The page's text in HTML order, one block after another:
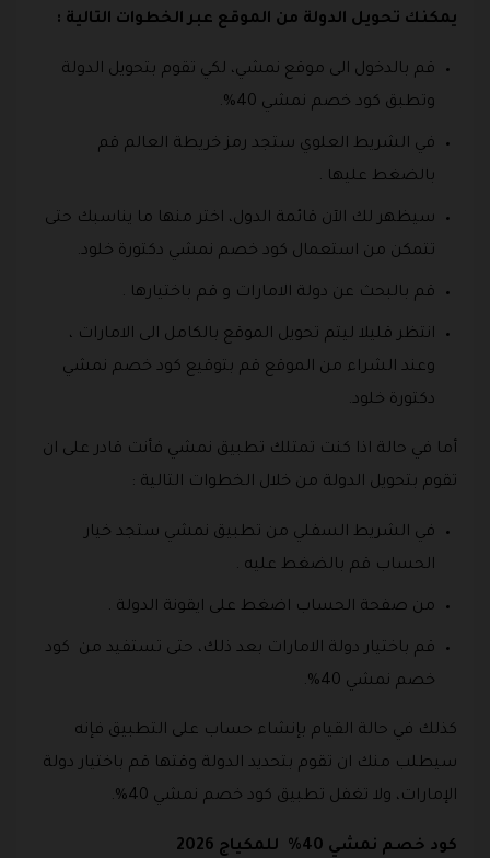
يمكنك تحويل الدولة من الموقع عبر الخطوات التالية :
قم بالدخول الى موقع نمشي، لكي تقوم بتحويل الدولة
وتطبق كود خصم نمشي 40%.
في الشريط العلوي ستجد رمز خريطة العالم قم
بالضغط عليها .
سيظهر لك الآن قائمة الدول، اختر منها ما يناسبك حتى
تتمكن من استعمال كود خصم نمشي دكتورة خلود.
قم بالبحث عن دولة الامارات و قم باختيارها .
انتظر قليلا ليتم تحويل الموقع بالكامل الى الامارات ،
وعند الشراء من الموقع قم بتوقيع كود خصم نمشي
دكتورة خلود.
أما في حالة اذا كنت تمتلك تطبيق نمشي فأنت قادر على ان
تقوم بتحويل الدولة من خلال الخطوات التالية :
في الشريط السفلي من تطبيق نمشي ستجد خيار
الحساب قم بالضغط عليه .
من صفحة الحساب اضغط على ايقونة الدولة .
قم باختيار دولة الامارات بعد ذلك، حتى تستفيد من كود
خصم نمشي 40%.
كذلك في حالة القيام بإنشاء حساب على التطبيق فإنه
سيطلب منك ان تقوم بتحديد الدولة وقتها قم باختيار دولة
الإمارات، ولا تغفل تطبيق كود خصم نمشي 40%.
كود خصم نمشي 40% للمكياج 2026